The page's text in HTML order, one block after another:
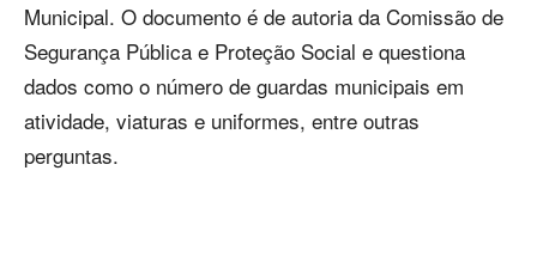
Municipal. O documento é de autoria da Comissão de
Segurança Pública e Proteção Social e questiona
dados como o número de guardas municipais em
atividade, viaturas e uniformes, entre outras
perguntas.